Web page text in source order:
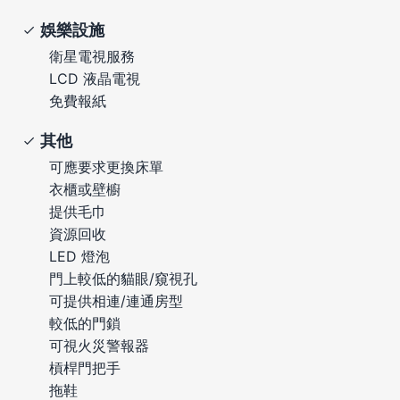
娛樂設施
衛星電視服務
LCD 液晶電視
免費報紙
其他
可應要求更換床單
衣櫃或壁櫥
提供毛巾
資源回收
LED 燈泡
門上較低的貓眼/窺視孔
可提供相連/連通房型
較低的門鎖
可視火災警報器
槓桿門把手
拖鞋